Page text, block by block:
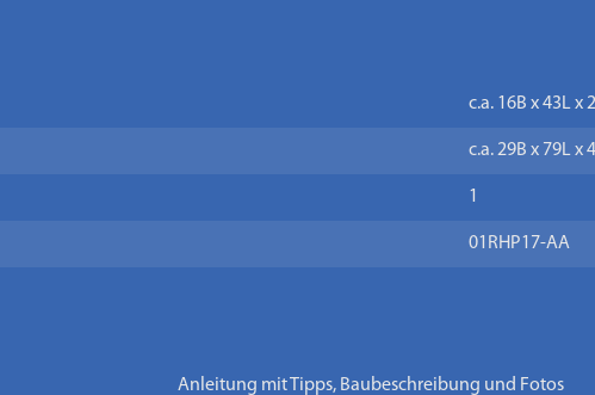
c.a. 16B x 43L x
c.a. 29B x 79L x
1
01RHP17-AA
Anleitung mit Tipps, Baubeschreibung und Fotos